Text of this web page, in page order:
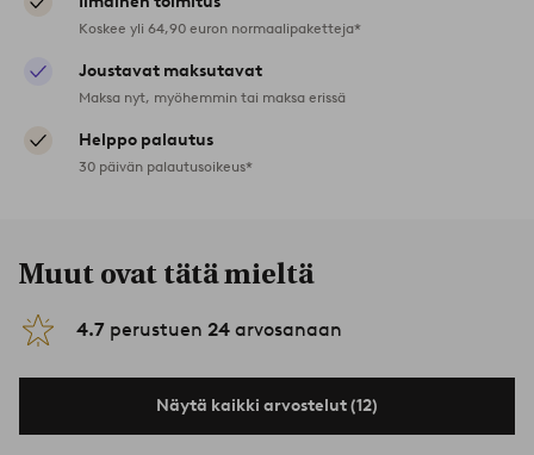
Koskee yli 64,90 euron normaalipaketteja*
Joustavat maksutavat
Maksa nyt, myöhemmin tai maksa erissä
Helppo palautus
30 päivän palautusoikeus*
Muut ovat tätä mieltä
4.7 perustuen 24 arvosanaan
Näytä kaikki arvostelut (12)